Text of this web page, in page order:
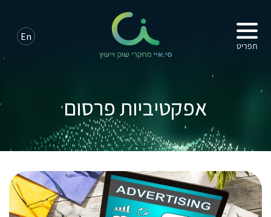
תפריט
אפקטיביות פרסום